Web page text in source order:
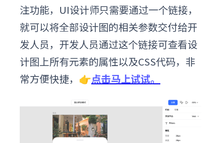
注功能，UI设计师只需要通过一个链接，
就可以将全部设计图的相关参数交付给开
发人员，开发人员通过这个链接可查看设
计图上所有元素的属性以及CSS代码，非
常方便快捷， 👉点击马上试试。